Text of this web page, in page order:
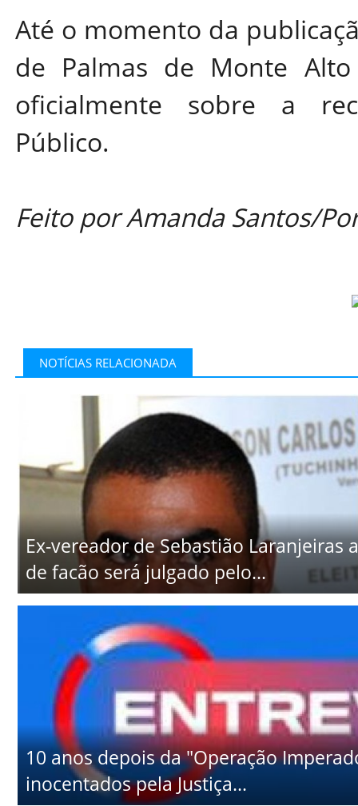
Até o momento da
de Palmas de Monte
oficialmente sobre a
Público.
Feito por Amanda Santos/
NOTÍCIAS RELACIONADA
Ex-vereador de Sebastião
de facão será julgado pelo...
10 anos depois da "Operação
inocentados pela Justiça...